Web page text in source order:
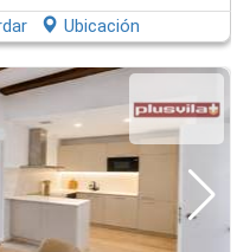
Ubicación